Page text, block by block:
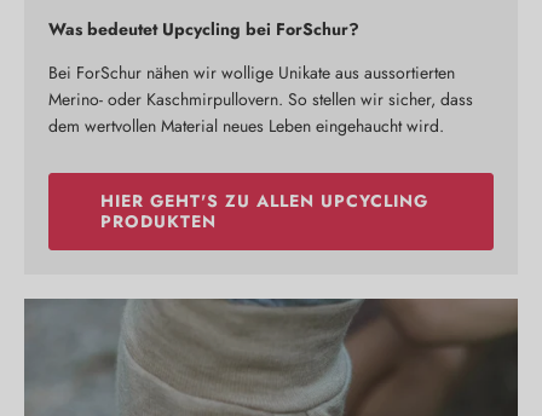
Was bedeutet Upcycling bei ForSchur?
Bei ForSchur nähen wir wollige Unikate aus aussortierten
Merino- oder Kaschmirpullovern. So stellen wir sicher, dass
dem wertvollen Material neues Leben eingehaucht wird.
HIER GEHT'S ZU ALLEN UPCYCLING
PRODUKTEN